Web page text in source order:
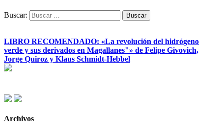
Buscar:
LIBRO RECOMENDADO: «La revolución del hidrógeno
verde y sus derivados en Magallanes"» de Felipe Givovich,
Jorge Quiroz y Klaus Schmidt-Hebbel
Archivos